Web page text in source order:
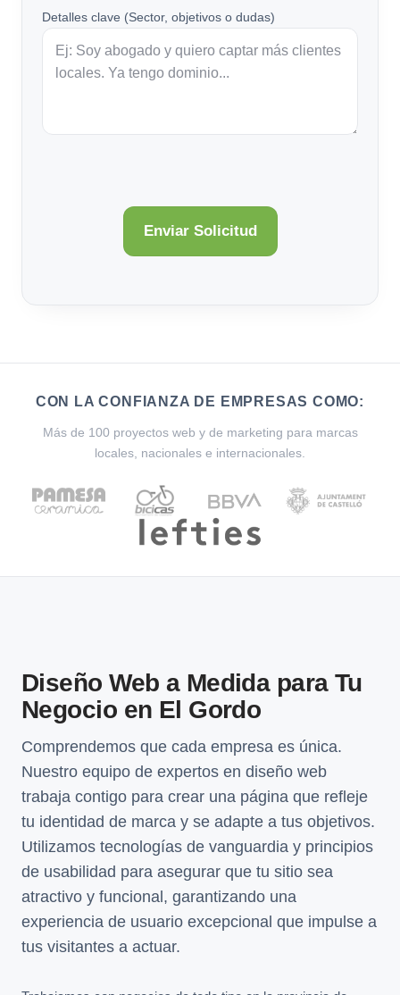
Detalles clave (Sector, objetivos o dudas)
CON LA CONFIANZA DE EMPRESAS COMO:
Más de 100 proyectos web y de marketing para marcas
locales, nacionales e internacionales.
Diseño Web a Medida para Tu
Negocio en El Gordo
Comprendemos que cada empresa es única.
Nuestro equipo de expertos en diseño web
trabaja contigo para crear una página que refleje
tu identidad de marca y se adapte a tus objetivos.
Utilizamos tecnologías de vanguardia y principios
de usabilidad para asegurar que tu sitio sea
atractivo y funcional, garantizando una
experiencia de usuario excepcional que impulse a
tus visitantes a actuar.